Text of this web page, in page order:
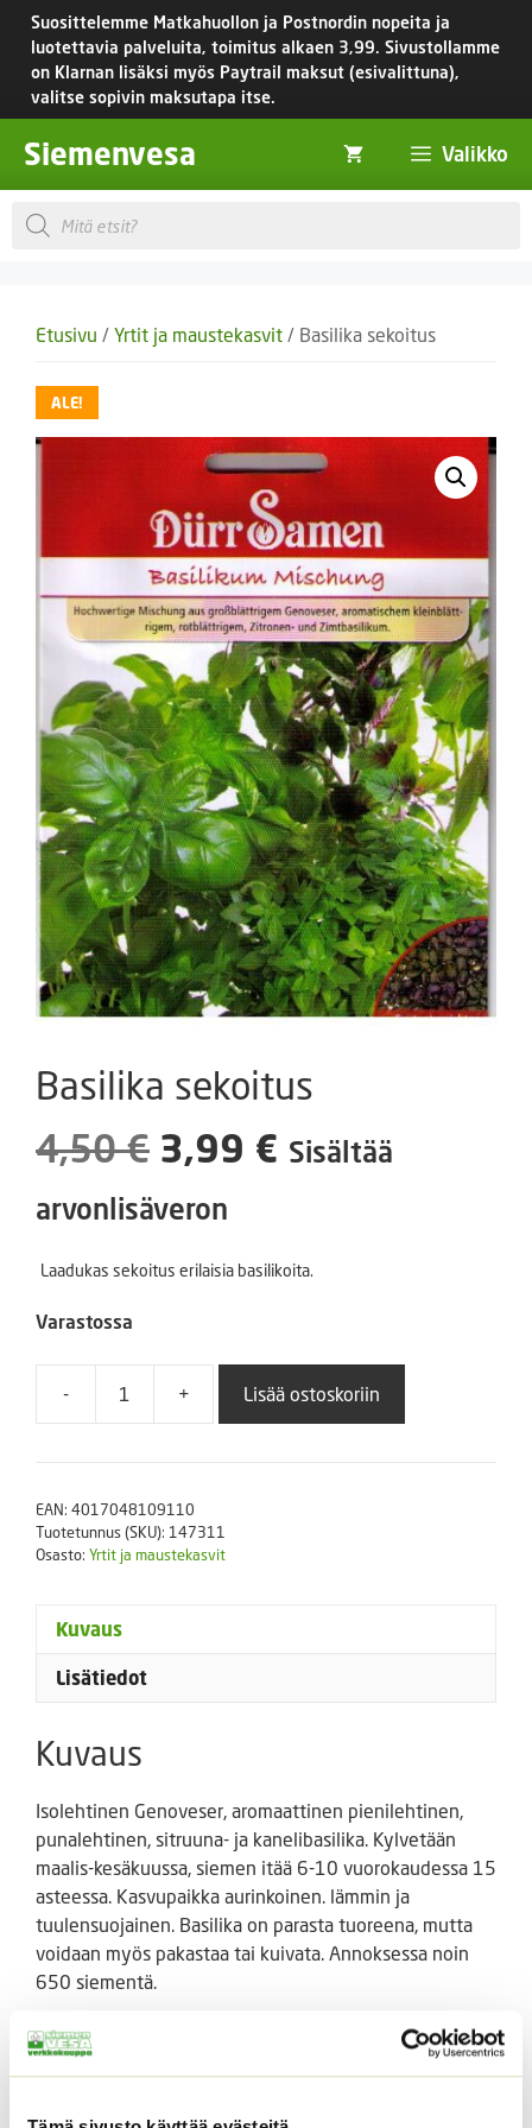
Siirry
sisältöön
Suosittelemme Matkahuollon ja Postnordin nopeita ja
luotettavia palveluita, toimitus alkaen 3,99. Sivustollamme
on Klarnan lisäksi myös Paytrail maksut (esivalittuna),
valitse sopivin maksutapa itse.
Siemenvesa Valikko
Products
search
Etusivu / Yrtit ja maustekasvit / Basilika sekoitus
ALE!
Basilika sekoitus
4,50€ Alkuperäinen
hinta
oli:
3,99 € Nykyinen
on:
Sisältää
arvonlisäveron
Laadukas sekoitus erilaisia basilikoita.
Varastossa
-
Basilika
määrä
+ Lisää ostoskoriin
EAN: 4017048109110
Tuotetunnus (SKU): 147311
Osasto: Yrtit ja maustekasvit
Kuvaus
Lisätiedot
Kuvaus
Isolehtinen Genoveser, aromaattinen pienilehtinen,
punalehtinen, sitruuna- ja kanelibasilika. Kylvetään
maalis-kesäkuussa, siemen itää 6-10 vuorokaudessa 15
asteessa. Kasvupaikka aurinkoinen. lämmin ja
tuulensuojainen. Basilika on parasta tuoreena, mutta
voidaan myös pakastaa tai kuivata. Annoksessa noin
650 siementä.
Tutustu myös